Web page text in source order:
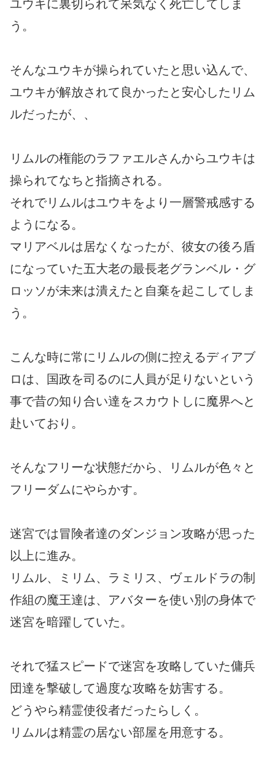
ユウキに裏切られて呆気なく死亡してしま
う。
そんなユウキが操られていたと思い込んで、
ユウキが解放されて良かったと安心したリム
ルだったが、、
リムルの権能のラファエルさんからユウキは
操られてなちと指摘される。
それでリムルはユウキをより一層警戒感する
ようになる。
マリアベルは居なくなったが、彼女の後ろ盾
になっていた五大老の最長老グランベル・グ
ロッソが未来は潰えたと自棄を起こしてしま
う。
こんな時に常にリムルの側に控えるディアブ
ロは、国政を司るのに人員が足りないという
事で昔の知り合い達をスカウトしに魔界へと
赴いており。
そんなフリーな状態だから、リムルが色々と
フリーダムにやらかす。
迷宮では冒険者達のダンジョン攻略が思った
以上に進み。
リムル、ミリム、ラミリス、ヴェルドラの制
作組の魔王達は、アバターを使い別の身体で
迷宮を暗躍していた。
それで猛スピードで迷宮を攻略していた傭兵
団達を撃破して過度な攻略を妨害する。
どうやら精霊使役者だったらしく。
リムルは精霊の居ない部屋を用意する。